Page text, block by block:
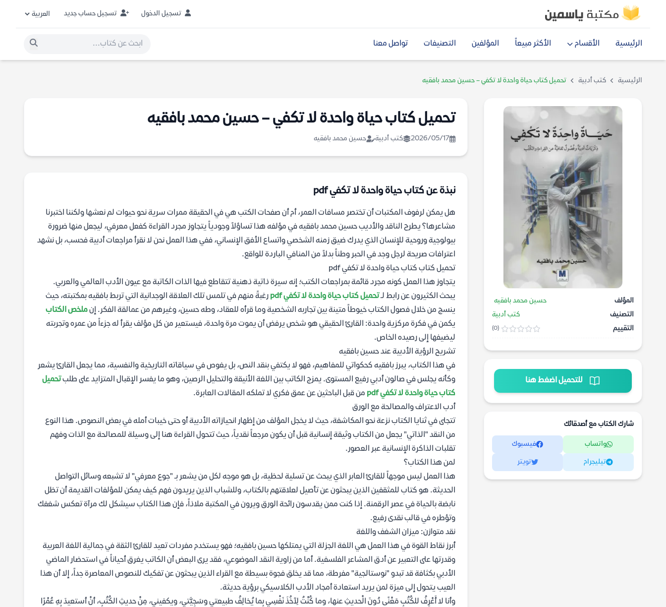
تسجيل الدخول تسجيل حساب جديد
الرئيسية الأقسام الأكثر مبيعاً المؤلفين التصنيفات تواصل معنا
الرئيسية كتب أدبية تحميل كتاب حياة واحدة لا تكفي – حسين محمد بافقيه
المؤلف
حسين محمد بافقيه
التصنيف
كتب أدبية
التقييم
(0)
للتحميل اضغط هنا
شارك الكتاب مع أصدقائك
واتساب فيسبوك
تيليجرام تويتر
تحميل كتاب حياة واحدة لا تكفي – حسين محمد بافقيه
2026/05/17 كتب أدبية حسين محمد بافقيه
نبذة عن كتاب حياة واحدة لا تكفي pdf
هل يمكن لرفوف المكتبات أن تختصر مسافات العمر، أم أن صفحات الكتب هي في الحقيقة ممرات سرية نحو حيوات لم نعشها ولكننا اختبرنا
مشاعرها؟ يطرح الناقد والأديب حسين محمد بافقيه في مؤلفه هذا تساؤلاً وجودياً يتجاوز مجرد القراءة كفعل معرفي، ليجعل منها ضرورة
بيولوجية وروحية للإنسان الذي يدرك ضيق زمنه الشخصي واتساع الأفق الإنساني، ففي هذا العمل نحن لا نقرأ مراجعات أدبية فحسب، بل نشهد
اعترافات صريحة لرجل وجد في الحبر وطناً بدلاً من المنافي الباردة للواقع.
تحميل كتاب كتاب حياة واحدة لا تكفي pdf
يتجاوز هذا العمل كونه مجرد قائمة بمراجعات الكتب؛ إنه سيرة ذاتية ذهنية تتقاطع فيها الذات الكاتبة مع عيون الأدب العالمي والعربي.
يبحث الكثيرون عن رابط لـتحميل كتاب حياة واحدة لا تكفي pdf
رغبةً منهم في تلمس تلك العلاقة الوجدانية التي تربط بافقيه بمكتبته، حيث
ينسج من خلال فصول الكتاب خيوطاً متينة بين تجاربه الشخصية وما قرأه للعقاد، وطه حسين، وغيرهم من عمالقة الفكر. إنملخص الكتاب
يكمن في فكرة مركزية واحدة: القارئ الحقيقي هو شخص يرفض أن يموت مرة واحدة، فيستعير من كل مؤلف يقرأ له جزءاً من عمره وتجربته
ليضيفها إلى رصيده الخاص.
تشريح الرؤية الأدبية عند حسين بافقيه
في هذا الكتاب، يبرز بافقيه كحكواتي للمفاهيم، فهو لا يكتفي بنقد النص، بل يغوص في سياقاته التاريخية والنفسية، مما يجعل القارئ يشعر
وكأنه يجلس في صالون أدبي رفيع المستوى. يمزج الكاتب بين اللغة الأنيقة والتحليل الرصين، وهو ما يفسر الإقبال المتزايد على طلبتحميل
كتاب حياة واحدة لا تكفي pdf
من قبل الباحثين عن عمق فكري لا تملكه المقالات العابرة.
أدب الاعتراف والمصالحة مع الورق
تتجلى في ثنايا الكتاب نزعة نحو المكاشفة، حيث لا يخجل المؤلف من إظهار انحيازاته الأدبية أو حتى خيبات أمله في بعض النصوص. هذا النوع
من النقد "الذاتي" يجعل من الكتاب وثيقة إنسانية قبل أن يكون مرجعاً نقدياً، حيث تتحول القراءة هنا إلى وسيلة للمصالحة مع الذات وفهم
تقلبات الذاكرة الإنسانية عبر العصور.
لمن هذا الكتاب؟
هذا العمل ليس موجهاً للقارئ العابر الذي يبحث عن تسلية لحظية، بل هو موجه لكل من يشعر بـ "جوع معرفي" لا تشبعه وسائل التواصل
الحديثة. هو كتاب للمثقفين الذين يبحثون عن تأصيل لعلاقتهم بالكتاب، وللشباب الذين يريدون فهم كيف يمكن للمؤلفات القديمة أن تظل
نابضة بالحياة في عصر الرقمنة. إذا كنت ممن يقدسون رائحة الورق ويرون في المكتبة ملاذاً، فإن هذا الكتاب سيشكل لك مرآة تعكس شغفك
وتؤطره في قالب نقدى رفيع.
نقد متوازن: ميزان الشغف واللغة
أبرز نقاط القوة في هذا العمل هي اللغة الجزلة التي يمتلكها حسين بافقيه؛ فهو يستخدم مفردات تعيد للقارئ الثقة في جمالية اللغة العربية
وقدرتها على التعبير عن أدق المشاعر الفلسفية. أما من زاوية النقد الموضوعي، فقد يرى البعض أن الكاتب يغرق أحياناً في استحضار الماضي
الأدبي بكثافة قد تبدو "نوستالجية" مفرطة، مما قد يخلق فجوة بسيطة مع القراء الذين يبحثون عن تفكيك للنصوص المعاصرة جداً، إلا أن هذا
العيب يتحول إلى ميزة لمن يريد استعادة أمجاد الأدب الكلاسيكي برؤية حديثة.
وأنا لا أَعْرِفُ للكُتُبِ مَعْنًى دُونَ الْحديثِ عنها، وما كُنْتُ لِآخُذَ نَفْسِي بِما يُخالِفُ طبيعتي وسَجِيَّتي، ويكفيني، مِنْ حديثِ الكُتُبِ، أنْ أستعيدَ بِهِ عُمْرًا